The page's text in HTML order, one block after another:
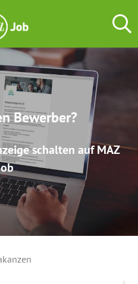
Bewerber?
schalten auf MAZ